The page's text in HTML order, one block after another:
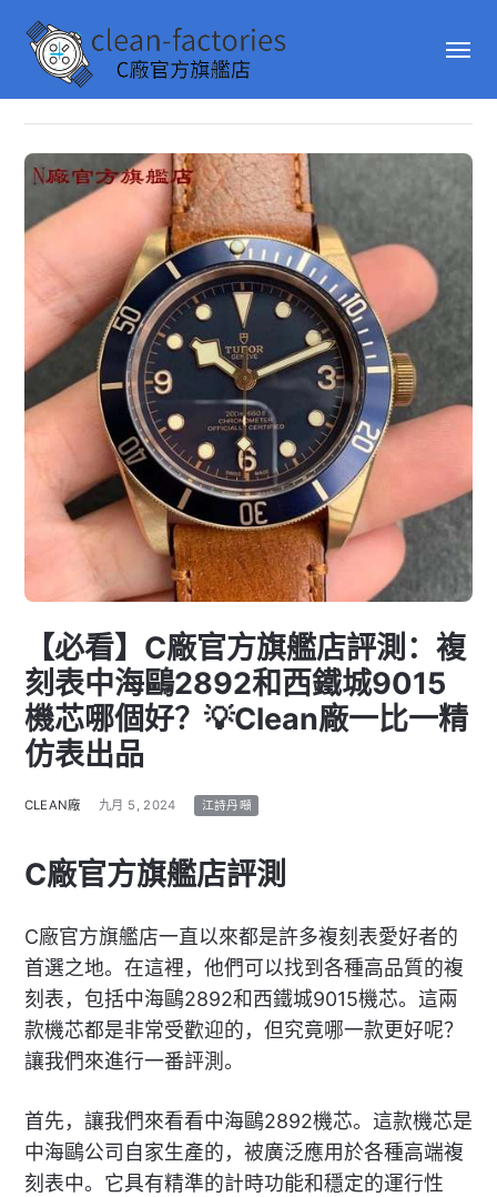
【必看】C廠官方旗艦店評測：複
刻表中海鷗2892和西鐵城9015
機芯哪個好？💡Clean廠一比一精
仿表出品
CLEAN廠 九月 5, 2024 江詩丹噸
C廠官方旗艦店評測
C廠官方旗艦店一直以來都是許多複刻表愛好者的
首選之地。在這裡，他們可以找到各種高品質的複
刻表，包括中海鷗2892和西鐵城9015機芯。這兩
款機芯都是非常受歡迎的，但究竟哪一款更好呢？
讓我們來進行一番評測。
首先，讓我們來看看中海鷗2892機芯。這款機芯是
中海鷗公司自家生產的，被廣泛應用於各種高端複
刻表中。它具有精準的計時功能和穩定的運行性